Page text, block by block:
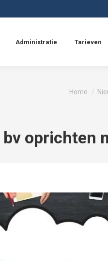
Administratie Tarieven
bv oprichten
Je bent hier:
Home